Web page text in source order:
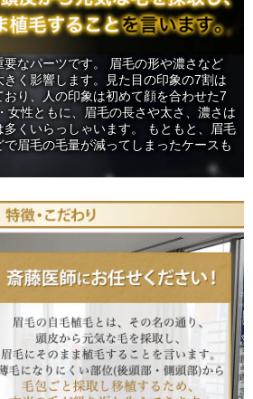
なパーツです。
眉毛の形や濃さなど
く影響します。見た目の印象の7割は
り、人の印象は初めて顔を合わせた7
女性ともに、眉毛の長さや太さ、濃さは
くいらっしゃいます。
もともと、眉毛
眉毛の毛量が減ってしまったケースも